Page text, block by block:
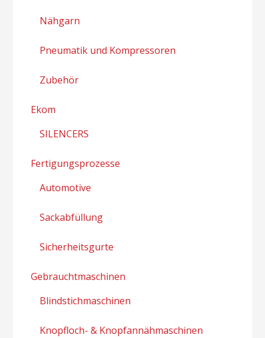
Nähgarn
Pneumatik und Kompressoren
Zubehör
Ekom
SILENCERS
Fertigungsprozesse
Automotive
Sackabfüllung
Sicherheitsgurte
Gebrauchtmaschinen
Blindstichmaschinen
Knopfloch- & Knopfannähmaschinen